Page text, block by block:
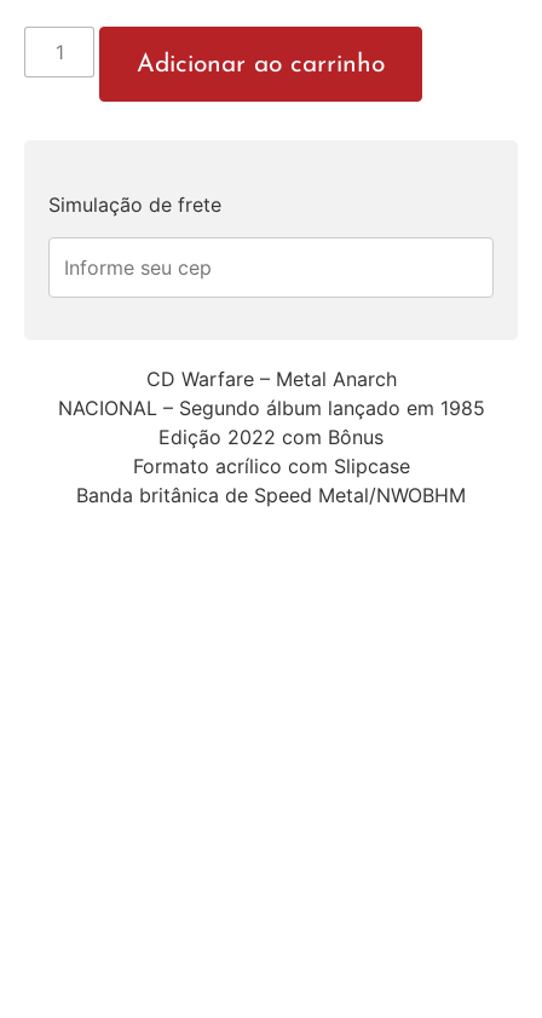
Adicionar ao carrinho
Simulação de frete
CD Warfare – Metal Anarch
NACIONAL – Segundo álbum lançado em 1985
Edição 2022 com Bônus
Formato acrílico com Slipcase
Banda britânica de Speed Metal/NWOBHM